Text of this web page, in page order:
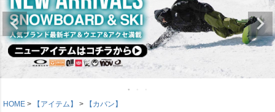
HOME 【アイテム】 【カバン】